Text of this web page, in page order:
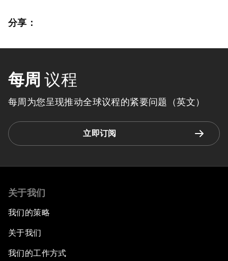
分享：
每周 议程
每周为您呈现推动全球议程的紧要问题（英文）
立即订阅
关于我们
我们的策略
关于我们
我们的工作方式